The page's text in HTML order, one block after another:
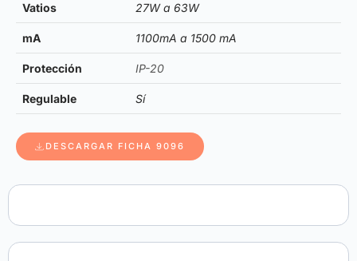
Vatios 27W a 63W
mA 1100mA a 1500 mA
Protección IP-20
Regulable Sí
DESCARGAR FICHA 9096